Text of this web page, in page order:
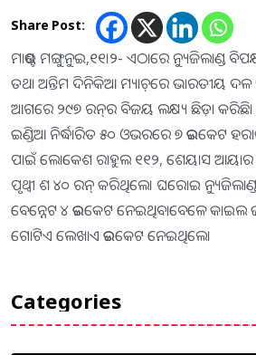
Share Post:
ମାଉଣ୍ଟ ମଙ୍ଗୁନୁଇ,୧୧।୨- ଏଠାରେ ନ୍ୟୁଜିଲାଣ୍ଡ
ତଥା ଅନ୍ତିମ ଦିନିକିଆ ମ୍ୟାଚ୍‌ରେ ଭାରତୀୟ
ଆଗରେ ୨୯୭ ରନ୍‌ର ବିଜୟ ଲକ୍ଷ୍ୟ ଛିଡ଼ା କରିଛି।
ଇଣ୍ଡିଆ ନିର୍ଦ୍ଧାରିତ ୫୦ ଓଭରରେ ୭ ଉଇକେଟ
ପାଇଁ ଲୋକେଶ ରାହୁଲ ୧୧୨, ଶେୟାସ ଆୟାର
ପୃଥ୍ବୀ ଶ ୪୦ ରନ୍‌ କରିଥିଲେ। ଘରୋଇ
ବେନ୍ନେଟ ୪ ଉଇକେଟ ନେଇଥିବାବେଳେ କାଇଲ
ଗୋଟିଏ ଲେଖାଏ ଉଇକେଟ ନେଇଥିଲେ।
Categories